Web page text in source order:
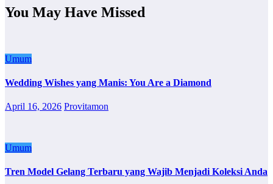
You May Have Missed
Umum
Wedding Wishes yang Manis: You Are a Diamond
April 16, 2026 Provitamon
Umum
Tren Model Gelang Terbaru yang Wajib Menjadi Koleksi Anda